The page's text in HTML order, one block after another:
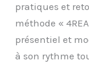
pratiques et
méthode «
présentiel et
à son rythme